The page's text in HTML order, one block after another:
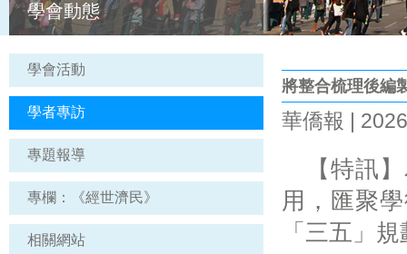
學會動態
學會活動
學者專訪
專題報導
專欄：《經世濟民》
相關網站
將整合梳理後編
華僑報 |
【特訊】
用，匯聚
「三五」